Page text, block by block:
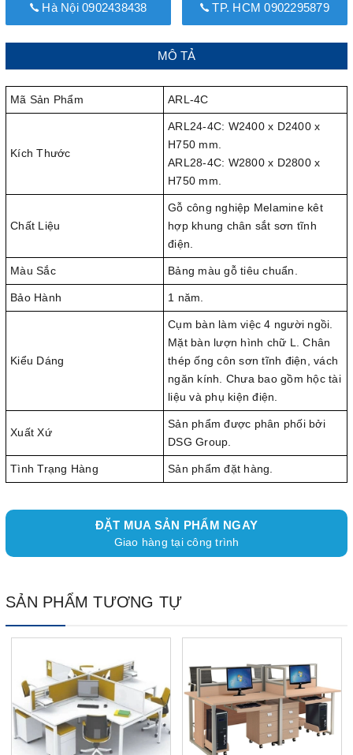
Hà Nội 0902438438 TP. HCM 0902295879
MÔ TẢ
Mã Sản Phẩm ARL-4C
Kích Thước
ARL24-4C: W2400 x D2400 x
H750 mm.
ARL28-4C: W2800 x D2800 x
H750 mm.
Chất Liệu
Gỗ công nghiệp Melamine kêt
hợp khung chân sắt sơn tĩnh
điện.
Màu Sắc Bảng màu gỗ tiêu chuẩn.
Bảo Hành 1 năm.
Kiểu Dáng
Cụm bàn làm việc 4 người ngồi.
Mặt bàn lượn hình chữ L. Chân
thép ống côn sơn tĩnh điện, vách
ngăn kính. Chưa bao gồm hộc tài
liệu và phụ kiện điện.
Xuất Xứ
Sản phẩm được phân phối bởi
DSG Group.
Tình Trạng Hàng Sản phẩm đặt hàng.
ĐẶT MUA SẢN PHẨM NGAY
Giao hàng tại công trình
SẢN PHẨM TƯƠNG TỰ